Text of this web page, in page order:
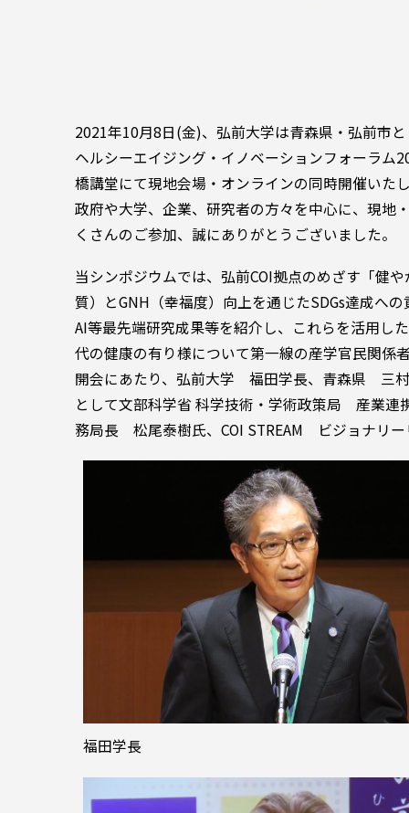
2021年10月8日(金)、弘前大学は青森県・弘前市
ヘルシーエイジング・イノベーションフォーラム
橋講堂にて現地会場・オンラインの同時開催いた
政府や大学、企業、研究者の方々を中心に、現地
くさんのご参加、誠にありがとうございました。
当シンポジウムでは、弘前COI拠点のめざす「健
質）とGNH（幸福度）向上を通じたSDGs達成へ
AI等最先端研究成果等を紹介し、これらを活用し
代の健康の有り様について第一線の産学官民関係
開会にあたり、弘前大学 福田学長、青森県 三
として文部科学省 科学技術・学術政策局 産業
務局長 松尾泰樹氏、COI STREAM ビジョナリ
福田学長